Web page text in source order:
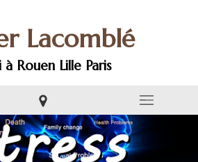
Lacomblé
à Rouen Lille Paris